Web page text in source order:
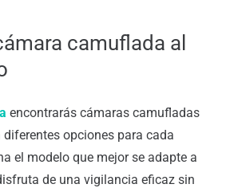
camuflada al
encontrarás cámaras camufladas
diferentes opciones para cada
el modelo que mejor se adapte a
de una vigilancia eficaz sin